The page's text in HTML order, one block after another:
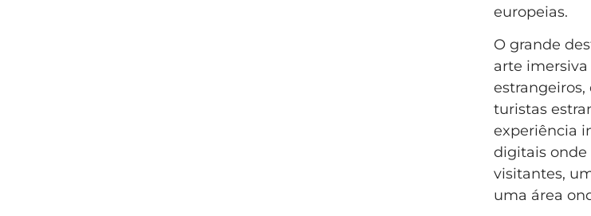
europeias.
O grande
arte
estrangeiros,
turistas
experiência
digitais onde
visitantes,
uma área